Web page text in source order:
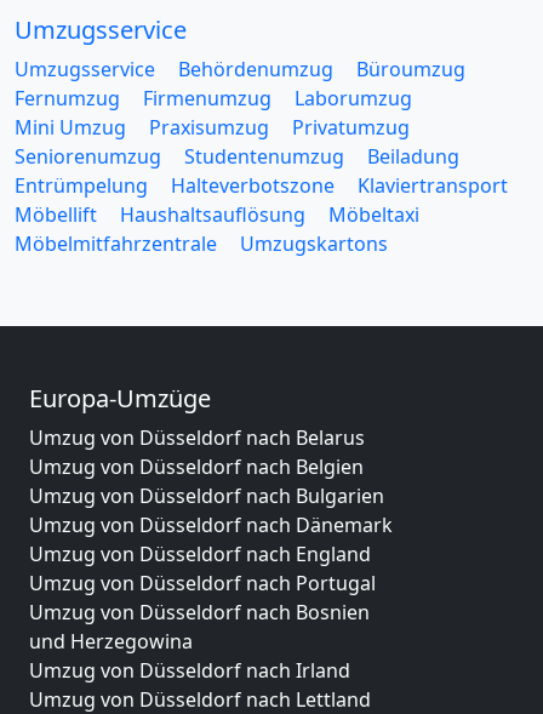
Umzugsservice
Umzugsservice Behördenumzug
Büroumzug
Fernumzug
Firmenumzug
Laborumzug
Mini Umzug
Praxisumzug
Privatumzug
Seniorenumzug
Studentenumzug
Beiladung
Entrümpelung
Halteverbotszone
Klaviertransport
Möbellift
Haushaltsauflösung
Möbeltaxi
Möbelmitfahrzentrale
Umzugskartons
Europa-Umzüge
Umzug von Düsseldorf nach Belarus
Umzug von Düsseldorf nach Belgien
Umzug von Düsseldorf nach Bulgarien
Umzug von Düsseldorf nach Dänemark
Umzug von Düsseldorf nach England
Umzug von Düsseldorf nach Portugal
Umzug von Düsseldorf nach Bosnien
und Herzegowina
Umzug von Düsseldorf nach Irland
Umzug von Düsseldorf nach Lettland